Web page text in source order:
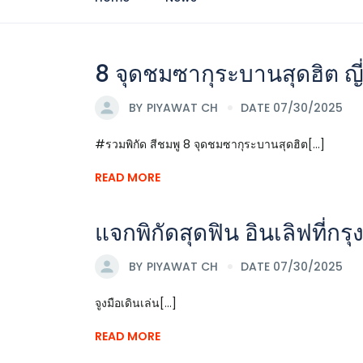
8 จุดชมซากุระบานสุดฮิต
BY PIYAWAT CH DATE 07/30/2025
#รวมพิกัด สีชมพู 8 จุดชมซากุระบานสุดฮิต[...]
READ MORE
แจกพิกัดสุดฟิน อินเลิฟที่กรุ
BY PIYAWAT CH DATE 07/30/2025
จูงมือเดินเล่น[...]
READ MORE